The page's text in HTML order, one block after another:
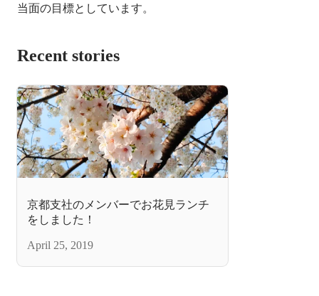
当面の目標としています。
Recent stories
京都支社のメンバーでお花見ランチ
をしました！
April 25, 2019